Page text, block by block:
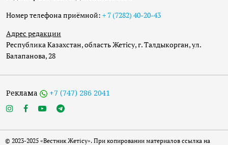
Номер телефона приёмной: + 7 (7282) 40-20-43
Адрес редакции
Республика Казахстан, область Жетісу, г. Талдыкорган, ул.
Балапанова, 28
Реклама +7 (747) 286 2041
© 2023-2025 «Вестник Жетісу». При копировании материалов ссылка на